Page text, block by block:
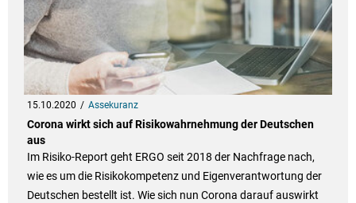
15.10.2020 Assekuranz
Corona wirkt sich auf Risikowahrnehmung der Deutschen
aus
Im Risiko-Report geht ERGO seit 2018 der Nachfrage nach,
wie es um die Risikokompetenz und Eigenverantwortung der
Deutschen bestellt ist. Wie sich nun Corona darauf auswirkt